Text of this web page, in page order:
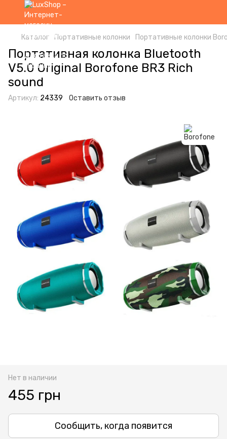
Каталог Портативные колонки Портативные колонки
Портативная колонка Bluetooth
V5.0 Original Borofone BR3 Rich
sound
Артикул: 24339 Оставить отзыв
Нет в наличии
455 грн
Сообщить, когда появится